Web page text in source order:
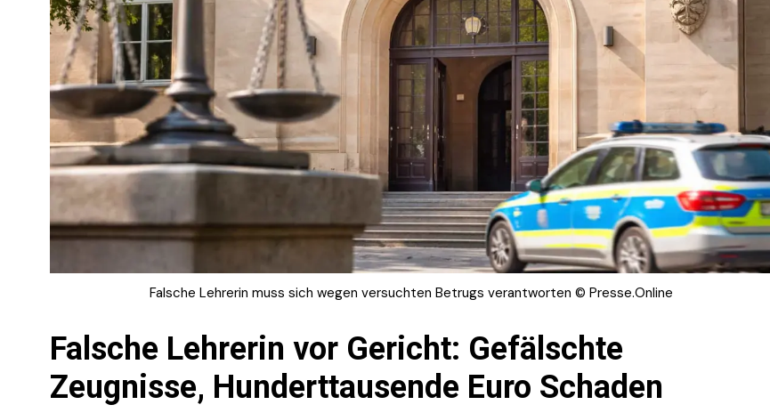
Falsche Lehrerin muss sich wegen versuchten Betrugs verantworten © Presse.Online
Falsche Lehrerin vor Gericht: Gefälschte
Zeugnisse, Hunderttausende Euro Schaden